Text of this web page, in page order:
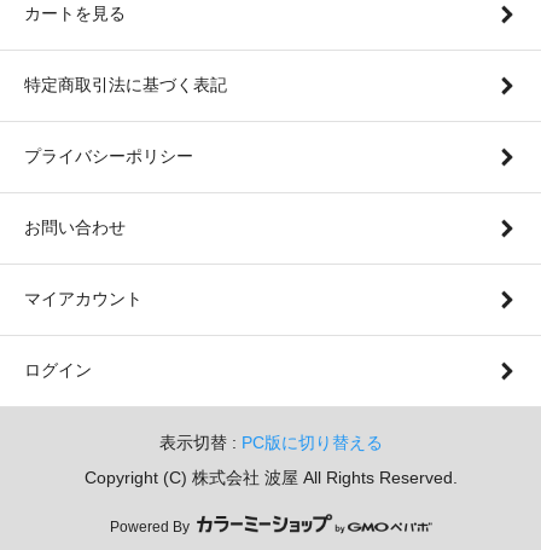
カートを見る
特定商取引法に基づく表記
プライバシーポリシー
お問い合わせ
マイアカウント
ログイン
表示切替 : PC版に切り替える
Copyright (C) 株式会社 波屋 All Rights Reserved.
Powered By